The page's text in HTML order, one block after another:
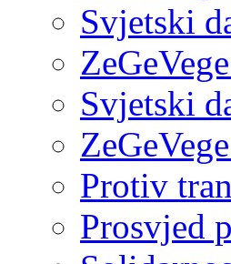
Svjetski
Svjetski
Protiv
Prosvjed